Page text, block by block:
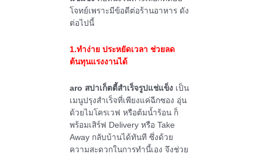
โจทย์เพราะมีข้อดีต่อร้านอาหาร ดัง
ต่อไปนี้
1.ทำง่าย ประหยัดเวลา ช่วยลด
ต้นทุนแรงงานได้
aro สปาเก็ตตี้สำเร็จรูปแช่แข็งเป็น
เมนูปรุงสำเร็จที่เพียงแค่ฉีกซอง อุ่น
ด้วยไมโครเวฟ หรือต้มน้ำร้อน ก็
พร้อมเสิร์ฟ Delivery หรือ Take
Away กลับบ้านได้ทันที ซึ่งด้วย
ความสะดวกในการทำนี้เอง จึงช่วย